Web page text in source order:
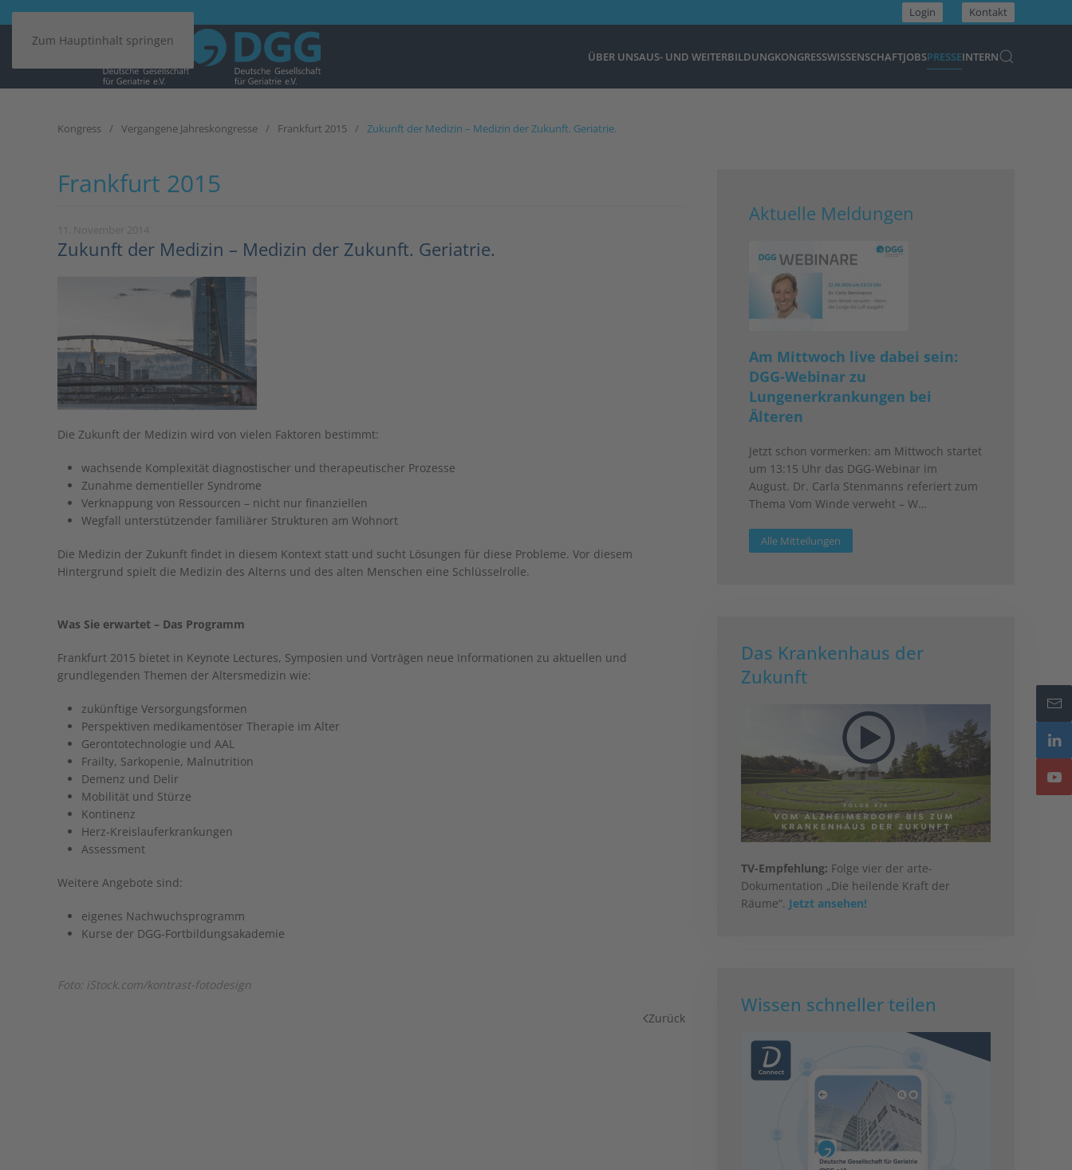
Zum Hauptinhalt springen
Login Kontakt
ÜBER UNSAUS- UND WEITERBILDUNGKONGRESSWISSENSCHAFTJOBSPRESSEINTERN
Kongress Vergangene Jahreskongresse Frankfurt 2015 Zukunft der Medizin – Medizin der Zukunft. Geriatrie.
Frankfurt 2015
Zukunft der Medizin – Medizin der Zukunft. Geriatrie.
Die Zukunft der Medizin wird von vielen Faktoren bestimmt:
wachsende Komplexität diagnostischer und therapeutischer Prozesse
Zunahme dementieller Syndrome
Verknappung von Ressourcen – nicht nur finanziellen
Wegfall unterstützender familiärer Strukturen am Wohnort
Die Medizin der Zukunft findet in diesem Kontext statt und sucht Lösungen für diese Probleme. Vor diesem
Hintergrund spielt die Medizin des Alterns und des alten Menschen eine Schlüsselrolle.
Was Sie erwartet – Das Programm
Frankfurt 2015 bietet in Keynote Lectures, Symposien und Vorträgen neue Informationen zu aktuellen und
grundlegenden Themen der Altersmedizin wie:
zukünftige Versorgungsformen
Perspektiven medikamentöser Therapie im Alter
Gerontotechnologie und AAL
Frailty, Sarkopenie, Malnutrition
Demenz und Delir
Mobilität und Stürze
Kontinenz
Herz-Kreislauferkrankungen
Assessment
Weitere Angebote sind:
eigenes Nachwuchsprogramm
Kurse der DGG-Fortbildungsakademie
Foto: iStock.com/kontrast-fotodesign
Zurück
Aktuelle Meldungen
Am Mittwoch live dabei sein:
DGG-Webinar zu
Lungenerkrankungen bei
Älteren
Jetzt schon vormerken: am Mittwoch startet
um 13:15 Uhr das DGG-Webinar im
August. Dr. Carla Stenmanns referiert zum
Thema Vom Winde verweht – W…
Alle Mitteilungen
Das Krankenhaus der
Zukunft
TV-Empfehlung: Folge vier der arte-
Dokumentation „Die heilende Kraft der
Räume“. Jetzt ansehen!
Wissen schneller teilen